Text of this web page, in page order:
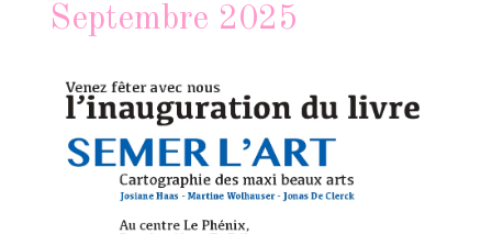
Septembre 2025